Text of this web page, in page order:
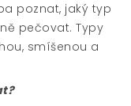
poznat, jaký typ
pečovat. Typy
smíšenou a